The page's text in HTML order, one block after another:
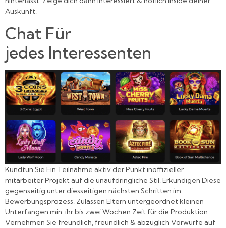
Auskunft.
Chat Für
jedes Interessenten
Kundtun Sie Ein Teilnahme aktiv der Punkt inoffizieller
mitarbeiter Projekt auf die unaufdringliche Stil. Erkundigen Diese
gegenseitig unter diesseitigen nächsten Schritten im
Bewerbungsprozess. Zulassen Eltern untergeordnet kleinen
Unterfangen min. ihr bis zwei Wochen Zeit für die Produktion.
Vernehmen Sie freundlich, freundlich & abzüglich Vorwürfe auf